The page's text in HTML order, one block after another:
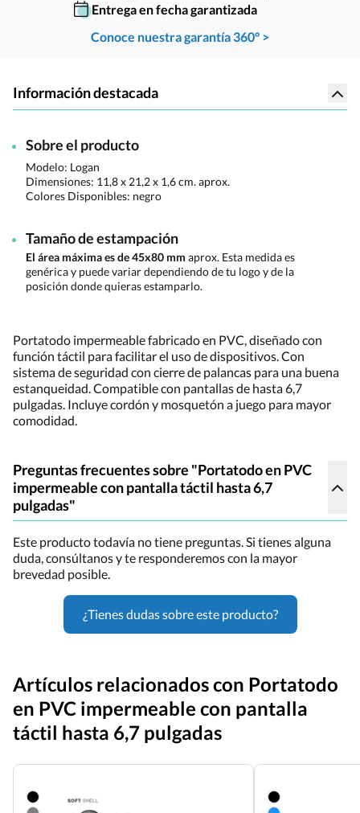
Entrega en fecha garantizada
Conoce nuestra garantía 360° >
Información destacada
Sobre el producto
Modelo: Logan
Dimensiones: 11,8 x 21,2 x 1,6 cm. aprox.
Colores Disponibles: negro
Tamaño de estampación
El área máxima es de 45x80 mm aprox. Esta medida es
genérica y puede variar dependiendo de tu logo y de la
posición donde quieras estamparlo.
Portatodo impermeable fabricado en PVC, diseñado con
función táctil para facilitar el uso de dispositivos. Con
sistema de seguridad con cierre de palancas para una buena
estanqueidad. Compatible con pantallas de hasta 6,7
pulgadas. Incluye cordón y mosquetón a juego para mayor
comodidad.
Preguntas frecuentes sobre "Portatodo en PVC
impermeable con pantalla táctil hasta 6,7
pulgadas"
Este producto todavía no tiene preguntas. Si tienes alguna
duda, consúltanos y te responderemos con la mayor
brevedad posible.
¿Tienes dudas sobre este producto?
Artículos relacionados con Portatodo
en PVC impermeable con pantalla
táctil hasta 6,7 pulgadas